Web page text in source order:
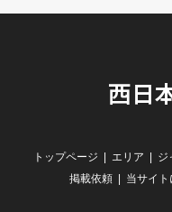
西日
トップページ エリア ジ
掲載依頼
当サイト